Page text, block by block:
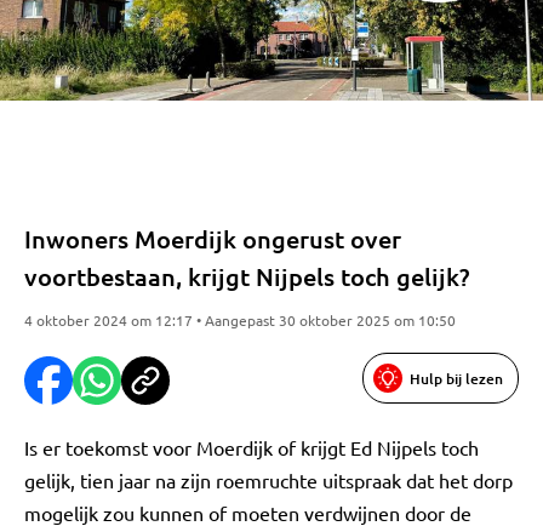
Inwoners Moerdijk ongerust over
voortbestaan, krijgt Nijpels toch gelijk?
4 oktober 2024 om 12:17 • Aangepast 30 oktober 2025 om 10:50
Hulp bij lezen
Is er toekomst voor Moerdijk of krijgt Ed Nijpels toch
gelijk, tien jaar na zijn roemruchte uitspraak dat het dorp
mogelijk zou kunnen of moeten verdwijnen door de